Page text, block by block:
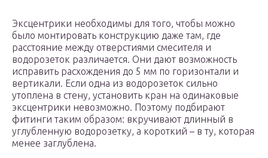
Эксцентрики необходимы для того, чтобы можно
было монтировать конструкцию даже там, где
расстояние между отверстиями смесителя и
водорозеток различается. Они дают возможность
исправить расхождения до 5 мм по горизонтали и
вертикали. Если одна из водорозеток сильно
утоплена в стену, установить кран на одинаковые
эксцентрики невозможно. Поэтому подбирают
фитинги таким образом: вкручивают длинный в
углубленную водорозетку, а короткий – в ту, которая
менее заглублена.